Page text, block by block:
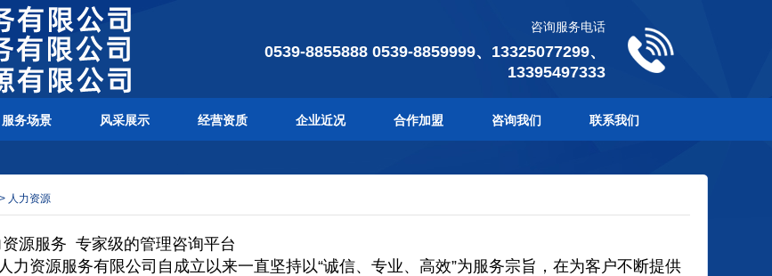
咨询服务电话
0539-8855888 0539-8859999、13325077299、
13395497333
服务场景 风采展示 经营资质 企业近况 合作加盟 咨询我们 联系我们
> 人力资源
源服务 专家级的管理咨询平台
人力资源服务有限公司 自成立以来一直坚持以“诚信、专业、高效”为服务宗旨，在为客户不断提供